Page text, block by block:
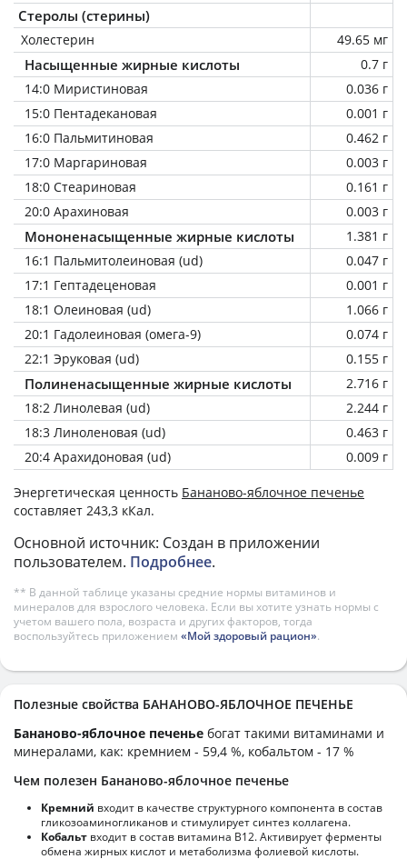
Стеролы (стерины)
Холестерин 49.65 мг
Насыщенные жирные кислоты
0.7 г
14:0 Миристиновая
0.036 г
15:0 Пентадекановая
0.001 г
16:0 Пальмитиновая
0.462 г
17:0 Маргариновая
0.003 г
18:0 Стеариновая
0.161 г
20:0 Арахиновая
0.003 г
Мононенасыщенные жирные кислоты
1.381 г
16:1 Пальмитолеиновая (ud)
0.047 г
17:1 Гептадеценовая
0.001 г
18:1 Олеиновая (ud)
1.066 г
20:1 Гадолеиновая (омега-9)
0.074 г
22:1 Эруковая (ud)
0.155 г
Полиненасыщенные жирные кислоты
2.716 г
18:2 Линолевая (ud)
2.244 г
18:3 Линоленовая (ud)
0.463 г
20:4 Арахидоновая (ud)
0.009 г
Энергетическая ценность Бананово-яблочное печенье
составляет 243,3 кКал.
Основной источник: Создан в приложении
пользователем. Подробнее.
** В данной таблице указаны средние нормы витаминов и
минералов для взрослого человека. Если вы хотите узнать нормы с
учетом вашего пола, возраста и других факторов, тогда
воспользуйтесь приложением «Мой здоровый рацион».
Полезные свойства БАНАНОВО-ЯБЛОЧНОЕ ПЕЧЕНЬЕ
Бананово-яблочное печенье богат такими витаминами и
минералами, как: кремнием - 59,4 %, кобальтом - 17 %
Чем полезен Бананово-яблочное печенье
Кремний входит в качестве структурного компонента в состав
гликозоаминогликанов и стимулирует синтез коллагена.
Кобальт входит в состав витамина В12. Активирует ферменты
обмена жирных кислот и метаболизма фолиевой кислоты.